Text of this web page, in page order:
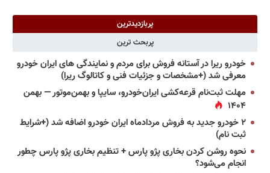
پربازدیدترین
پربحث ترین
خودرو ریرا در آستانه فروش برای مردم و نمایندگی های ایران خودرو
معرفی شد (+مشخصات و جزئیات فنی و کاتالوگ ریرا)
مهلت ثبت‌نام قرعه‌کشی ایران‌خودرو، سایپا و بهمن‌موتور — بهمن
۱۴۰۴
۲ خودرو جدید به فروش مردادماه ایران خودرو اضافه شد (+شرایط
ثبت نام)
نحوه روشن کردن بخاری پژو پارس + تنظیم بخاری پژو پارس چطور
انجام می‌شود؟